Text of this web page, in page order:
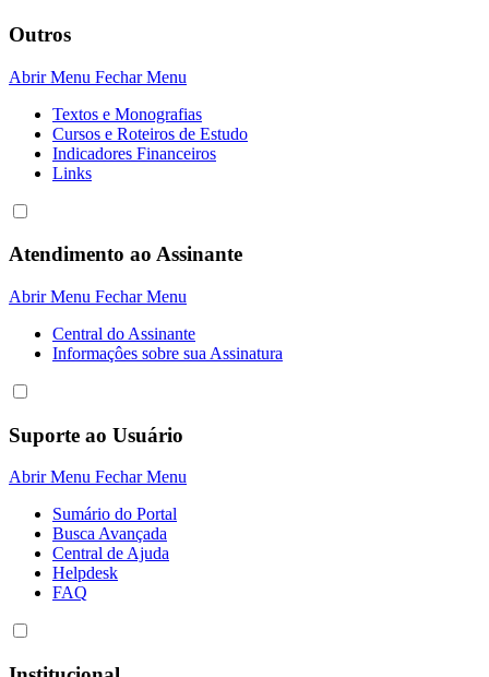
Outros
Abrir Menu Fechar Menu
Textos e Monografias
Cursos e Roteiros de Estudo
Indicadores Financeiros
Links
Atendimento ao Assinante
Abrir Menu Fechar Menu
Central do Assinante
Informaçôes sobre sua Assinatura
Suporte ao Usuário
Abrir Menu Fechar Menu
Sumário do Portal
Busca Avançada
Central de Ajuda
Helpdesk
FAQ